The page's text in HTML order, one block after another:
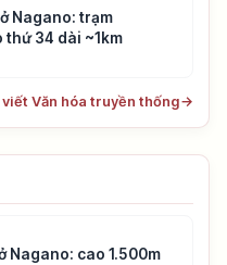
Nagano: trạm
thứ 34 dài ~1km
Văn hóa truyền thống→
Nagano: cao 1.500m